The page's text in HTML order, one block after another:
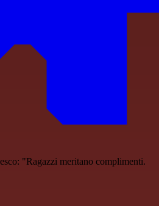
"Ragazzi meritano complimenti.